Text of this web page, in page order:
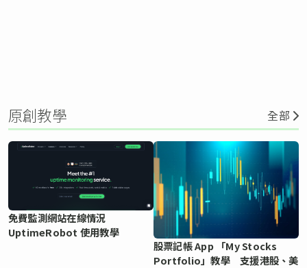
原創教學 全部
免費監測網站在線情況
UptimeRobot 使用教學
股票記帳 App 「My Stocks
Portfolio」教學 支援港股、美